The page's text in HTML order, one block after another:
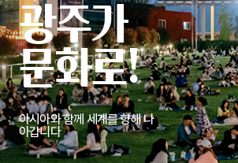
광주가
문화로!
아시아와 함께 세계를 향해 나
아갑니다